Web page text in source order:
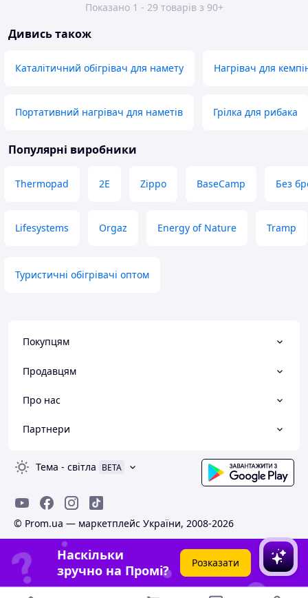
Показано 1 - 29 товарів з 90+
Дивись також
Каталітичний обігрівач для намету Нагрівач для
Портативний нагрівач для наметів Грілка для рибака
Популярні виробники
Thermopad 2E Zippo BaseCamp Без
Lifesystems Orgaz Energy of Nature Tramp
Туристичні обігрівачі оптом
Покупцям
Продавцям
Про нас
Партнери
Тема - світла BETA
© Prom.ua — маркетплейс України, 2008-2026
Наскільки
зручно на Промі?
Розказати